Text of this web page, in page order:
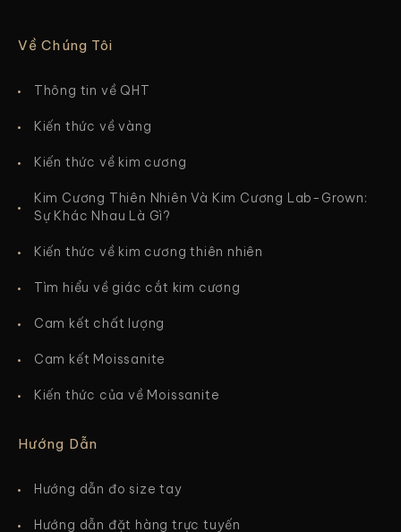
Về Chúng Tôi
Thông tin về QHT
Kiến thức về vàng
Kiến thức về kim cương
Kim Cương Thiên Nhiên Và Kim Cương Lab-Grown:
Sự Khác Nhau Là Gì?
Kiến thức về kim cương thiên nhiên
Tìm hiểu về giác cắt kim cương
Cam kết chất lượng
Cam kết Moissanite
Kiến thức của về Moissanite
Hướng Dẫn
Hướng dẫn đo size tay
Hướng dẫn đặt hàng trực tuyến